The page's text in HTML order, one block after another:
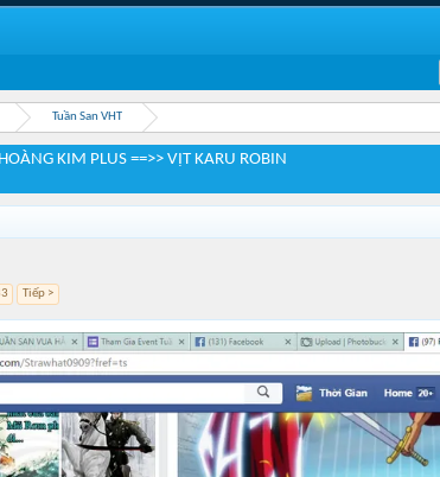
Tuần San VHT
KIM PLUS ==>> VỊT KARU ROBIN
Tiếp >